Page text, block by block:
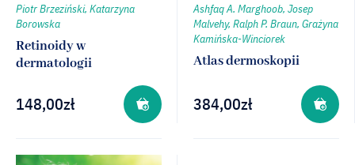
Piotr Brzeziński, Katarzyna
Borowska
Retinoidy w
dermatologii
148,00zł
Ashfaq A. Marghoob, Josep
Malvehy, Ralph P. Braun, Grażyna
Kamińska-Winciorek
Atlas dermoskopii
384,00zł